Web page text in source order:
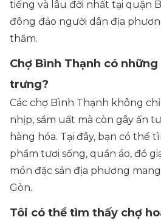
tiếng và lâu đời nhất tại quận
đông đảo người dân địa
thăm.
Chợ Bình Thạnh có
trưng?
Các chợ Bình Thạnh không
nhịp, sầm uất mà còn gây ấn
hàng hóa. Tại đây, bạn có thể
phẩm tươi sống, quần áo, đồ
món đặc sản địa phương
Gòn.
Tôi có thể tìm thấy chợ